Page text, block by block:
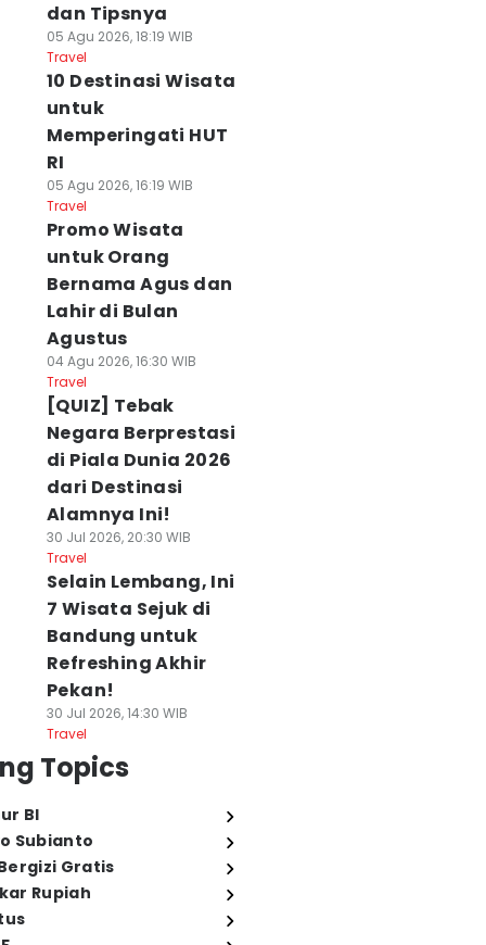
dan Tipsnya
05 Agu 2026, 18:19 WIB
Travel
10 Destinasi Wisata
untuk
Memperingati HUT
RI
05 Agu 2026, 16:19 WIB
Travel
Promo Wisata
untuk Orang
Bernama Agus dan
Lahir di Bulan
Agustus
04 Agu 2026, 16:30 WIB
Travel
[QUIZ] Tebak
Negara Berprestasi
di Piala Dunia 2026
dari Destinasi
Alamnya Ini!
30 Jul 2026, 20:30 WIB
Travel
Selain Lembang, Ini
7 Wisata Sejuk di
Bandung untuk
Refreshing Akhir
Pekan!
30 Jul 2026, 14:30 WIB
Travel
Topics
BI
Subianto
Gratis
Rupiah